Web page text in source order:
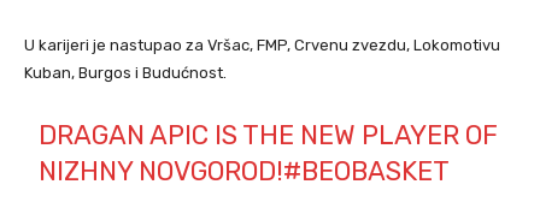
U karijeri je nastupao za Vršac, FMP, Crvenu zvezdu, Lokomotivu
Kuban, Burgos i Budućnost.
DRAGAN APIC IS THE NEW PLAYER OF
NIZHNY NOVGOROD!#BEOBASKET